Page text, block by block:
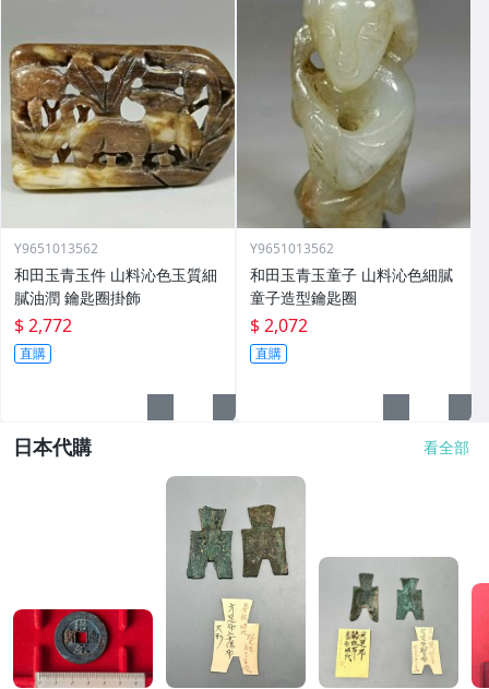
Y9651013562
和田玉青玉件 山料沁色玉質細
膩油潤 鑰匙圈掛飾
$ 2,772
直購
Y9651013562
和田玉青玉童子 山料沁色細膩
童子造型鑰匙圈
$ 2,072
直購
日本代購 看全部